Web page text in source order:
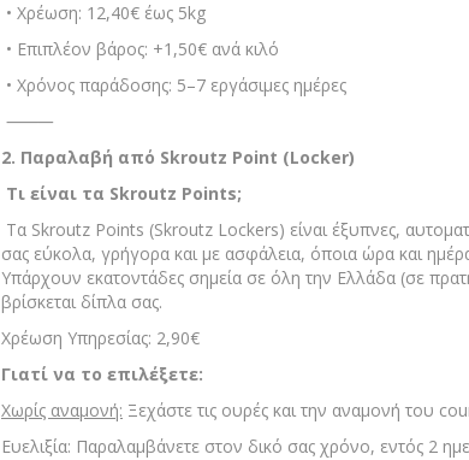
• Χρέωση: 12,40€ έως 5kg
• Επιπλέον βάρος: +1,50€ ανά κιλό
• Χρόνος παράδοσης: 5–7 εργάσιμες ημέρες
⸻
2. Παραλαβή από Skroutz Point (Locker)
Τι είναι τα Skroutz Points;
Τα Skroutz Points (Skroutz Lockers) είναι έξυπνες,
σας εύκολα, γρήγορα και με ασφάλεια, όποια ώρα και
Υπάρχουν εκατοντάδες σημεία σε όλη την Ελλάδα (σε
βρίσκεται δίπλα σας.
Χρέωση Υπηρεσίας: 2,90€
Γιατί να το επιλέξετε:
Χωρίς αναμονή: Ξεχάστε τις ουρές και την αναμονή του
Ευελιξία: Παραλαμβάνετε στον δικό σας χρόνο, εντός 2